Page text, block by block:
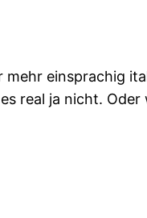
einsprachig
real ja nicht.